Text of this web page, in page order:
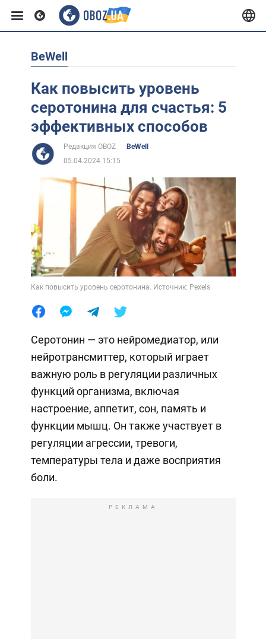
Европа
Африка
Жизнь
Лайфхаки
BeWell
Как повысить уровень
серотонина для счастья: 5
эффективных способов
Редакция OBOZ
BeWell
05.04.2024 15:15
Как повысить уровень серотонина. Источник: Pexels
Серотонин — это нейромедиатор, или
нейротрансмиттер, который играет
важную роль в регуляции различных
функций организма, включая
настроение, аппетит, сон, память и
функции мышц. Он также участвует в
регуляции агрессии, тревоги,
температуры тела и даже восприятия
боли.
РЕКЛАМА